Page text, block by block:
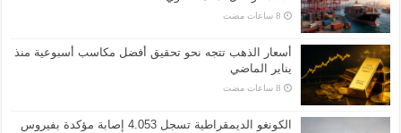
أسعار الذهب تتجه نحو تحقيق أفضل مكاسب أسبوعية منذ
يناير الماضي
الكونغو الديمقراطية تسجل 4.053 إصابة مؤكدة بفيروس